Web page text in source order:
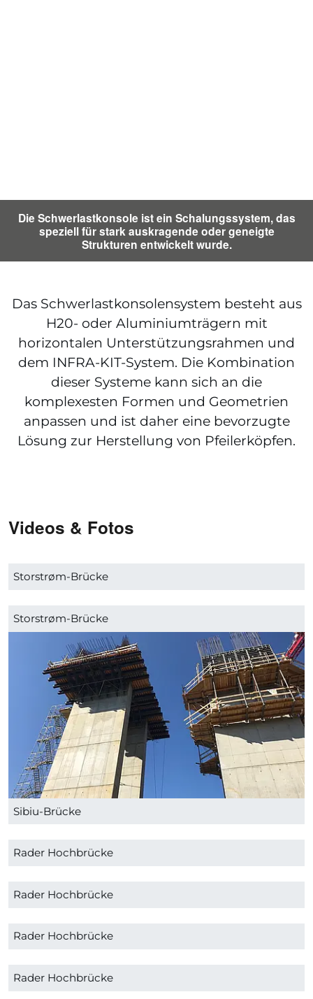
Die Schwerlastkonsole ist ein Schalungssystem, das
speziell für stark auskragende oder geneigte
Strukturen entwickelt wurde.
Das Schwerlastkonsolensystem besteht aus
H20- oder Aluminiumträgern mit
horizontalen Unterstützungsrahmen und
dem INFRA-KIT-System. Die Kombination
dieser Systeme kann sich an die
komplexesten Formen und Geometrien
anpassen und ist daher eine bevorzugte
Lösung zur Herstellung von Pfeilerköpfen.
Videos & Fotos
Storstrøm-Brücke
Storstrøm-Brücke
Sibiu-Brücke
Rader Hochbrücke
Rader Hochbrücke
Rader Hochbrücke
Rader Hochbrücke